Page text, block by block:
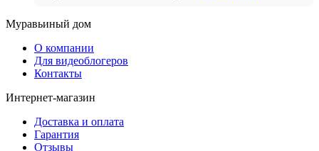
Муравьиный дом
О компании
Для видеоблогеров
Контакты
Интернет-магазин
Доставка и оплата
Гарантия
Отзывы